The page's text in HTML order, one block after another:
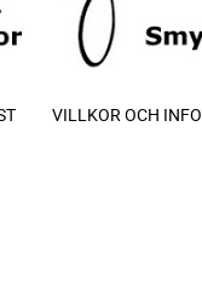
VILLKOR OCH INFO